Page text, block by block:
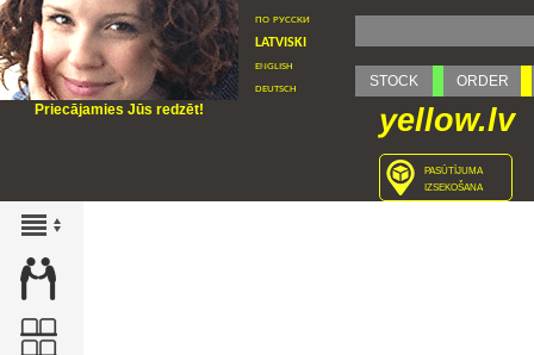
Priecājamies Jūs redzēt!
по русски
latviski
english
deutsch
STOCK ORDER
yellow.lv
pasūtījuma
izsekošana